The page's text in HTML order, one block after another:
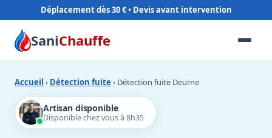
Déplacement dès 30 €
SaniChauffe
Accueil › Détection fuite › Détection fuite Deurne
Artisan disponible
Disponible chez vous à 8h35